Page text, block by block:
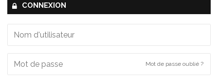
CONNEXION
Mot de passe oublié ?